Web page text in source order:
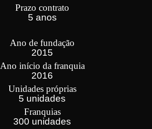
Prazo contrato
5 anos
Ano de fundação
2015
Ano início da franquia
2016
Unidades próprias
5 unidades
Franquias
300 unidades